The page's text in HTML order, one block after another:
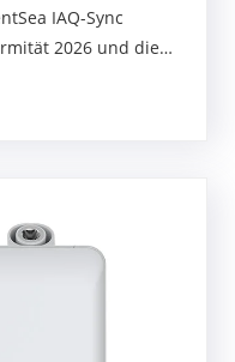
IAQ-Sync
2026 und die